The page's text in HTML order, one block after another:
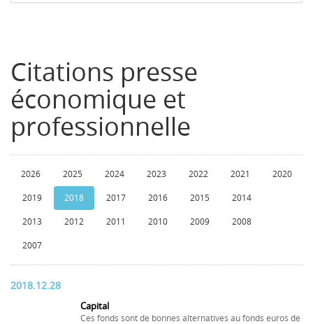
Citations presse
économique et
professionnelle
2026 2025 2024 2023 2022 2021 2020
2019 2018 2017 2016 2015 2014
2013 2012 2011 2010 2009 2008
2007
2018.12.28
Capital
Ces fonds sont de bonnes alternatives au fonds euros de